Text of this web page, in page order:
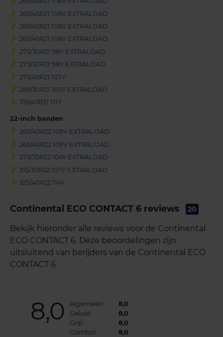
265/45R21 108V EXTRALOAD
265/45R21 108V EXTRALOAD
265/45R21 108V EXTRALOAD
275/30R21 98Y EXTRALOAD
275/30R21 98Y EXTRALOAD
275/45R21 107Y
285/30R21 103Y EXTRALOAD
315/40R21 111Y
22-inch banden
265/40R22 109V EXTRALOAD
265/40R22 109V EXTRALOAD
275/35R22 104Y EXTRALOAD
315/30R22 107Y EXTRALOAD
325/40R22 114Y
Continental ECO CONTACT 6 reviews 20
Bekijk hieronder alle reviews voor de Continental
ECO CONTACT 6. Deze beoordelingen zijn
uitsluitend van berijders van de Continental ECO
CONTACT 6.
8,0 Algemeen
8,0
Geluid
8,0
Grip
8,0
Comfort
8,0